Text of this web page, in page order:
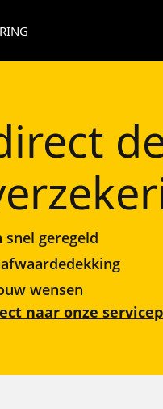
snel geregeld
wensen
naar onze